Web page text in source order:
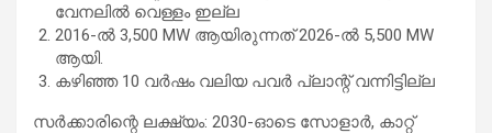
വേനലിൽ വെള്ളം ഇല്ല
2016-ൽ 3,500 MW ആയിരുന്നത് 2026-ൽ 5,500 MW
ആയി.
കഴിഞ്ഞ 10 വർഷം വലിയ പവർ പ്ലാന്റ് വന്നിട്ടില്ല
സർക്കാരിന്റെ ലക്ഷ്യം: 2030-ഓടെ സോളാർ, കാറ്റ്